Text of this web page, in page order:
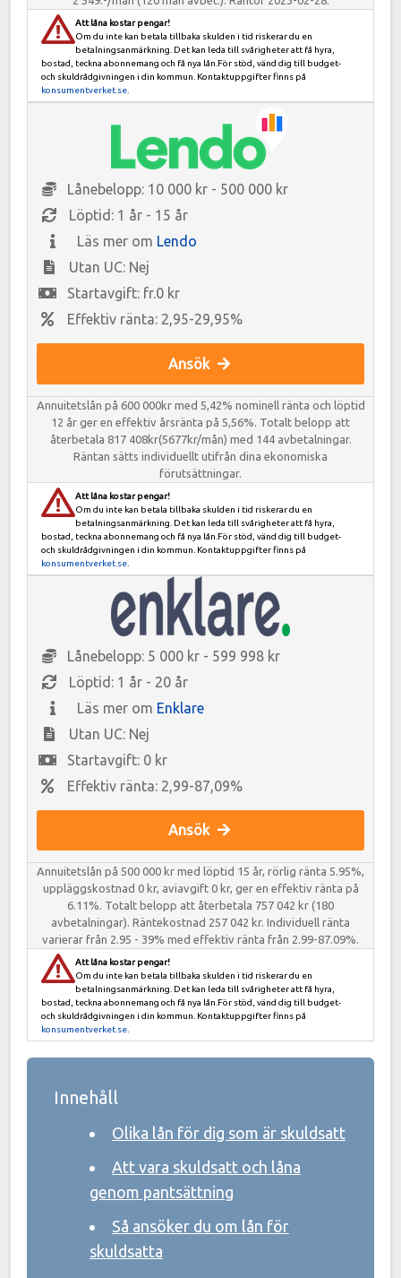
Att låna kostar pengar!
Om du inte kan betala tillbaka skulden i tid riskerar du en
betalningsanmärkning. Det kan leda till svårigheter att få hyra,
bostad, teckna abonnemang och få nya lån.För stöd, vänd dig till budget-
och skuldrådgivningen i din kommun. Kontaktuppgifter finns på
konsumentverket.se
Lånebelopp: 10 000 kr - 500 000 kr
Löptid: 1 år - 15 år
Läs mer om Lendo
Utan UC: Nej
Startavgift: fr.0 kr
Effektiv ränta: 2,95-29,95%
Ansök
Annuitetslån på 600 000kr med 5,42% nominell ränta och löptid
12 år ger en effektiv årsränta på 5,56%. Totalt belopp att
återbetala 817 408kr(5677kr/mån) med 144 avbetalningar.
Räntan sätts individuellt utifrån dina ekonomiska
förutsättningar.
Att låna kostar pengar!
Om du inte kan betala tillbaka skulden i tid riskerar du en
betalningsanmärkning. Det kan leda till svårigheter att få hyra,
bostad, teckna abonnemang och få nya lån.För stöd, vänd dig till budget-
och skuldrådgivningen i din kommun. Kontaktuppgifter finns på
konsumentverket.se
Lånebelopp: 5 000 kr - 599 998 kr
Löptid: 1 år - 20 år
Läs mer om Enklare
Utan UC: Nej
Startavgift: 0 kr
Effektiv ränta: 2,99-87,09%
Ansök
Annuitetslån på 500 000 kr med löptid 15 år, rörlig ränta 5.95%,
uppläggskostnad 0 kr, aviavgift 0 kr, ger en effektiv ränta på
6.11%. Totalt belopp att återbetala 757 042 kr (180
avbetalningar). Räntekostnad 257 042 kr. Individuell ränta
varierar från 2.95 - 39% med effektiv ränta från 2.99-87.09%.
Att låna kostar pengar!
Om du inte kan betala tillbaka skulden i tid riskerar du en
betalningsanmärkning. Det kan leda till svårigheter att få hyra,
bostad, teckna abonnemang och få nya lån.För stöd, vänd dig till budget-
och skuldrådgivningen i din kommun. Kontaktuppgifter finns på
konsumentverket.se
Innehåll
Olika lån för dig som är skuldsatt
Att vara skuldsatt och låna
genom pantsättning
Så ansöker du om lån för
skuldsatta